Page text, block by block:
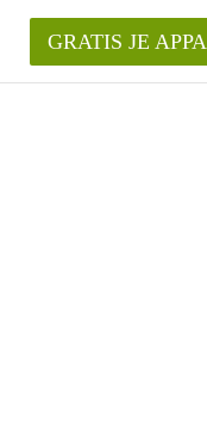
GRATIS JE